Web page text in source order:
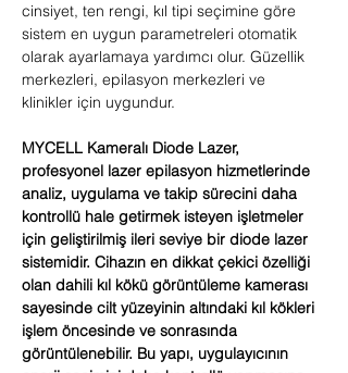
cinsiyet, ten rengi, kıl tipi seçimine göre
sistem en uygun parametreleri otomatik
olarak ayarlamaya yardımcı olur. Güzellik
merkezleri, epilasyon merkezleri ve
klinikler için uygundur.
MYCELL Kameralı Diode Lazer,
profesyonel lazer epilasyon hizmetlerinde
analiz, uygulama ve takip sürecini daha
kontrollü hale getirmek isteyen işletmeler
için geliştirilmiş ileri seviye bir diode lazer
sistemidir. Cihazın en dikkat çekici özelliği
olan dahili kıl kökü görüntüleme kamerası
sayesinde cilt yüzeyinin altındaki kıl kökleri
işlem öncesinde ve sonrasında
görüntülenebilir. Bu yapı, uygulayıcının